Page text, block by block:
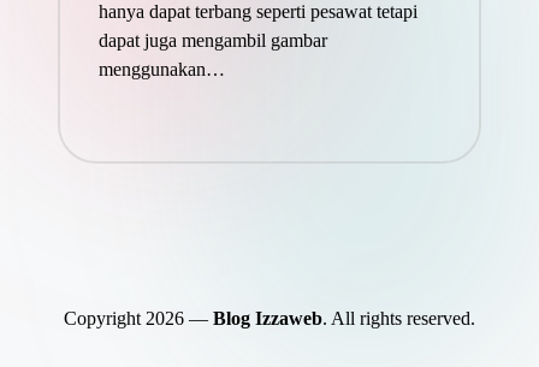
hanya dapat terbang seperti pesawat tetapi
dapat juga mengambil gambar
menggunakan…
Copyright 2026 — Blog Izzaweb. All rights reserved.